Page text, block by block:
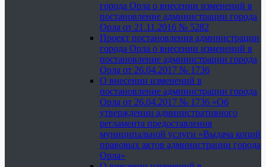
города Орла о внесении изменений в
постановление администрации города
Орла от 21.11.2016 № 5282
Проект постановления администрации
города Орла о внесении изменений в
постановление администрации города
Орла от 26.04.2017 № 1736
О внесении изменений в
постановление администрации города
Орла от 26.04.2017 № 1736 «Об
утверждении административного
регламента предоставления
муниципальной услуги «Выдача копий
правовых актов администрации города
Орла»